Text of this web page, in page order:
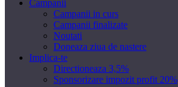
Campanii
Campanii in curs
Campanii finalizate
Noutati
Doneaza ziua de nastere
Implica-te
Directioneaza 3,5%
Sponsorizare impozit profit 20%